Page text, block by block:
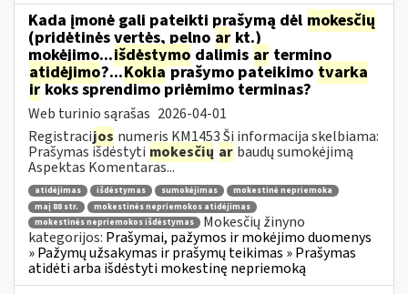
Kada įmonė gali pateikti prašymą dėl mokesčių
(pridėtinės vertės, pelno ar kt.)
mokėjimo...išdėstymo dalimis ar termino
atidėjimo?...Kokiaprašymo pateikimo tvarka
irkoks sprendimo priėmimo terminas?
Web turinio sąrašas 2026-04-01
Registracijos numeris KM1453 Ši informacija skelbiama:
Prašymas išdėstyti mokesčių ar baudų sumokėjimą
Aspektas Komentaras...
atidėjimas išdėstymas sumokėjimas
mokestinė nepriemoka
maį 88 str.
mokestinės nepriemokos atidėjimas
mokestinės nepriemokos išdėstymas
Mokesčių žinyno
kategorijos: Prašymai, pažymos ir mokėjimo duomenys
» Pažymų užsakymas ir prašymų teikimas » Prašymas
atidėti arba išdėstyti mokestinę nepriemoką